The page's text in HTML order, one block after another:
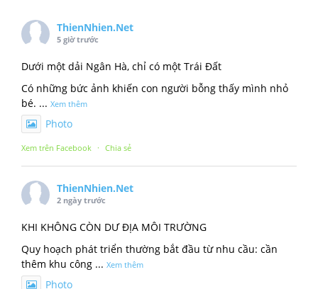
ThienNhien.Net
5 giờ trước
Dưới một dải Ngân Hà, chỉ có một Trái Đất
Có những bức ảnh khiến con người bỗng thấy mình nhỏ
bé. ... Xem thêm
Photo
Xem trên Facebook · Chia sẻ
ThienNhien.Net
2 ngày trước
KHI KHÔNG CÒN DƯ ĐỊA MÔI TRƯỜNG
Quy hoạch phát triển thường bắt đầu từ nhu cầu: cần
thêm khu công ... Xem thêm
Photo